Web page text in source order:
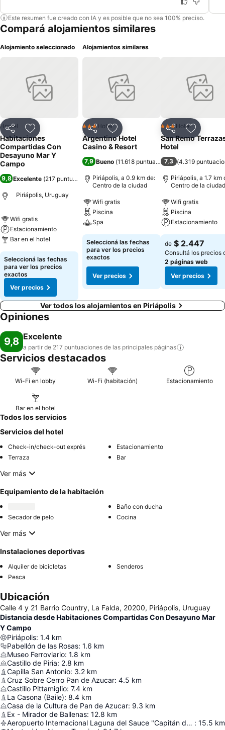
Este resumen fue creado con IA y es posible que no sea 100% preciso.
Compará alojamientos similares
Alojamiento seleccionado
CompartirAñadir a favoritos
Hostel
Habitaciones
Compartidas Con
Desayuno Mar Y
Campo
9,8 Excelente (217 puntuaciones)
Piriápolis, Uruguay
Wifi gratis
Estacionamiento
Bar en el hotel
Seleccioná las fechas
para ver los precios
exactos
Ver precios
Alojamientos similares
CompartirAñadir a favoritos
3 Estrellas
Hotel
Argentino Hotel
Casino & Resort
7,9 Bueno (11.618 puntuaciones )
Piriápolis, a 0.9 km de:
Centro de la ciudad
Wifi gratis
Piscina
Spa
Seleccioná las fechas
para ver los precios
exactos
Ver precios
CompartirAñadir
3 Estrellas
Hotel
San Remo
Hotel
7,3 (4.319
Piriápolis, a 1.7 km
Centro de la ciudad
Wifi gratis
Piscina
Estacionamiento
de $ 2.447
Consultá los precios
2 páginas web
Ver precios
Ver todos los alojamientos en Piriápolis
Opiniones
9,8 Excelente
a partir de 217 puntuaciones de las principales páginas
Servicios destacados
Wi-Fi en lobby Wi-Fi (habitación) Estacionamiento
Bar en el hotel
Todos los servicios
Servicios del hotel
Check-in/check-out exprés
Estacionamiento
Terraza
Bar
Ver más
Equipamiento de la habitación
Baño con ducha
Secador de pelo
Cocina
Ver más
Instalaciones deportivas
Alquiler de bicicletas
Senderos
Pesca
Ubicación
Calle 4 y 21 Barrio Country, La Falda, 20200, Piriápolis, Uruguay
Distancia desde Habitaciones Compartidas Con Desayuno Mar
Y Campo
Piriápolis: 1.4 km
Pabellón de las Rosas: 1.6 km
Museo Ferroviario: 1.8 km
Castillo de Piria: 2.8 km
Capilla San Antonio: 3.2 km
Cruz Sobre Cerro Pan de Azucar: 4.5 km
Castillo Pittamiglio: 7.4 km
La Casona (Baile): 8.4 km
Casa de la Cultura de Pan de Azucar: 9.3 km
Ex - Mirador de Ballenas: 12.8 km
Aeropuerto Internacional Laguna del Sauce "Capitán de Corbeta Carlos Curbelo" : 15.5 km